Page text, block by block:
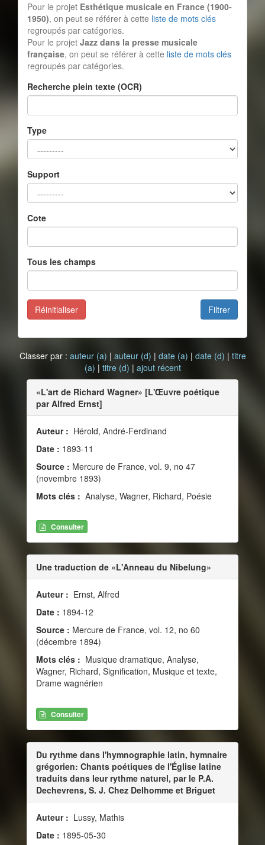
Pour le projet Esthétique musicale en France (1900-
1950), on peut se référer à cette liste de mots clés
regroupés par catégories.
Pour le projet Jazz dans la presse musicale
française, on peut se référer à cette liste de mots clés
regroupés par catégories.
Recherche plein texte (OCR)
Type
Support
Cote
Tous les champs
Filtrer
Réinitialiser
Classer par : auteur (a) | auteur (d) | date (a) | date (d) | titre
(a) | titre (d) | ajout récent
«L'art de Richard Wagner» [L'Œuvre poétique
par Alfred Ernst]
Auteur : Hérold, André-Ferdinand
Date : 1893-11
Source : Mercure de France, vol. 9, no 47
(novembre 1893)
Mots clés : Analyse, Wagner, Richard, Poésie
Consulter
Une traduction de «L'Anneau du Nibelung»
Auteur : Ernst, Alfred
Date : 1894-12
Source : Mercure de France, vol. 12, no 60
(décembre 1894)
Mots clés : Musique dramatique, Analyse,
Wagner, Richard, Signification, Musique et texte,
Drame wagnérien
Consulter
Du rythme dans l'hymnographie latin, hymnaire
grégorien: Chants poétiques de l'Église latine
traduits dans leur rythme naturel, par le P.A.
Dechevrens, S. J. Chez Delhomme et Briguet
Auteur : Lussy, Mathis
Date : 1895-05-30